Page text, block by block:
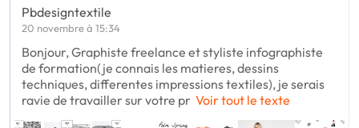
Pbdesigntextile
20 novembre à 15:34
Bonjour, Graphiste freelance et styliste infographiste
de formation(je connais les matieres, dessins
techniques, differentes impressions textiles), je serais
ravie de travailler sur votre pr Voir tout le texte